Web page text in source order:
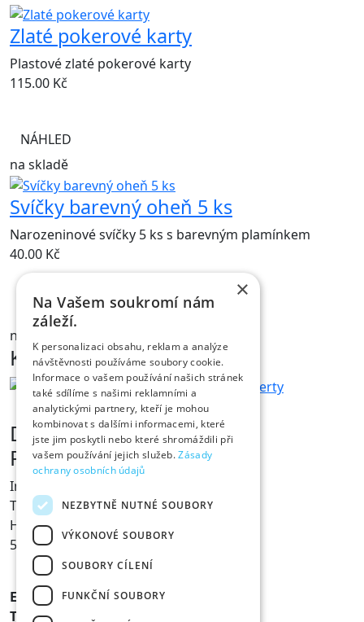
Zlaté pokerové karty
Plastové zlaté pokerové karty
115.00 Kč
NÁHLED
na skladě
Svíčky barevný oheň 5 ks
Narozeninové svíčky 5 ks s barevným plamínkem
40.00 Kč
NÁHLED
na skladě
Kontakt
Dárky s vtipem
Prodejna Fóry a žerty
Ing. Václav Pícha
Tylovo nábřeží 367
Hradec Králové
500 02
E-mail: info@foryazerty.cz
Tel.:495 514 054
×
Na Vašem soukromí nám
záleží.
K personalizaci obsahu, reklam a analýze
návštěvnosti používáme soubory cookie.
Informace o vašem používání našich stránek
také sdílíme s našimi reklamními a
analytickými partnery, kteří je mohou
kombinovat s dalšími informacemi, které
jste jim poskytli nebo které shromáždili při
vašem používání jejich služeb.Zásady
ochrany osobních údajů
NEZBYTNĚ NUTNÉ SOUBORY
VÝKONOVÉ SOUBORY
SOUBORY CÍLENÍ
FUNKČNÍ SOUBORY